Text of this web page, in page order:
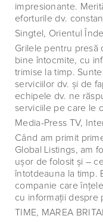
impresionante.
eforturile dv.
Singtel, Orientul
Grilele pentru presă
bine întocmite, cu
trimise la timp.
serviciilor dv. şi de
echipele dv. ne
serviciile pe care le
Media-Press TV,
Când am primit
Global Listings, am
uşor de folosit şi –
întotdeauna la timp.
companie care
cu informaţii despre
TIME, MAREA